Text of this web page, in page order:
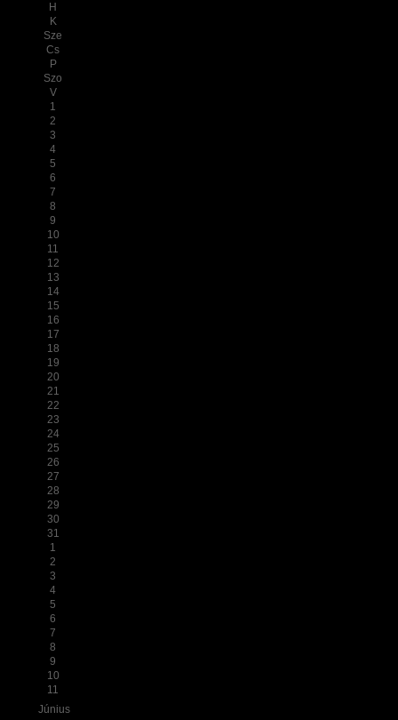
H
K
Sze
Cs
P
Szo
V
1
2
3
4
5
6
7
8
9
10
11
12
13
14
15
16
17
18
19
20
21
22
23
24
25
26
27
28
29
30
31
1
2
3
4
5
6
7
8
9
10
11
Június